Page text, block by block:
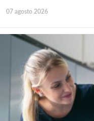
07 agosto 2026